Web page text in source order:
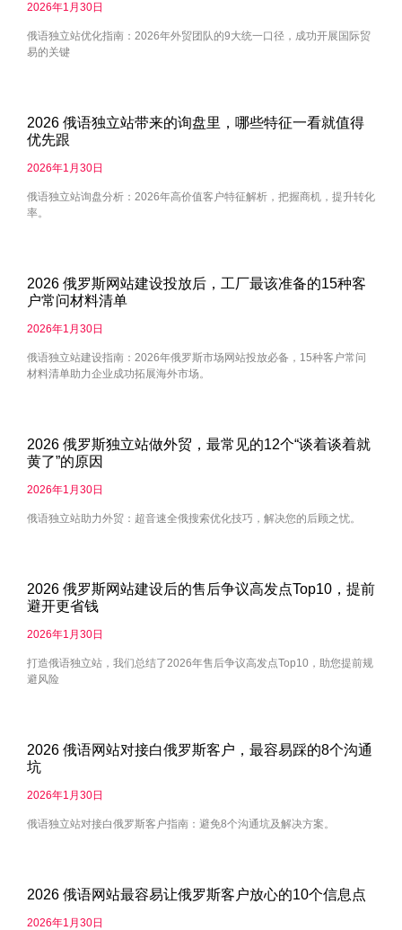
2026年1月30日
俄语独立站优化指南：2026年外贸团队的9大统一口径，成功开展国际贸
易的关键
2026 俄语独立站带来的询盘里，哪些特征一看就值得
优先跟
2026年1月30日
俄语独立站询盘分析：2026年高价值客户特征解析，把握商机，提升转化
率。
2026 俄罗斯网站建设投放后，工厂最该准备的15种客
户常问材料清单
2026年1月30日
俄语独立站建设指南：2026年俄罗斯市场网站投放必备，15种客户常问
材料清单助力企业成功拓展海外市场。
2026 俄罗斯独立站做外贸，最常见的12个“谈着谈着就
黄了”的原因
2026年1月30日
俄语独立站助力外贸：超音速全俄搜索优化技巧，解决您的后顾之忧。
2026 俄罗斯网站建设后的售后争议高发点Top10，提前
避开更省钱
2026年1月30日
打造俄语独立站，我们总结了2026年售后争议高发点Top10，助您提前规
避风险
2026 俄语网站对接白俄罗斯客户，最容易踩的8个沟通
坑
2026年1月30日
俄语独立站对接白俄罗斯客户指南：避免8个沟通坑及解决方案。
2026 俄语网站最容易让俄罗斯客户放心的10个信息点
2026年1月30日